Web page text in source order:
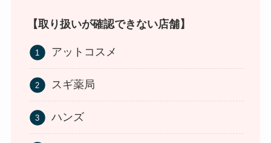
インソールはどこに売ってる？100均やドラッグス
【取り扱いが確認できない店舗】
アットコスメ
スギ薬局
ハンズ